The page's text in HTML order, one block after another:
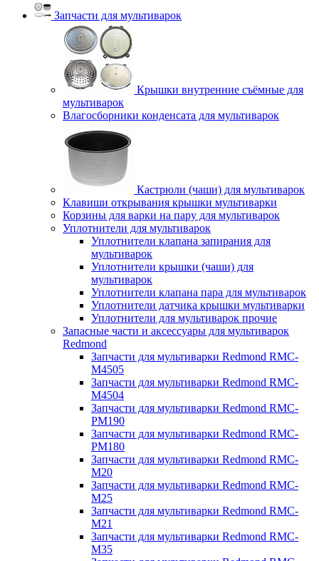
Запчасти для мультиварок
Крышки внутренние съёмные для
мультиварок
Влагосборники конденсата для мультиварок
Кастрюли (чаши) для мультиварок
Клавиши открывания крышки мультиварки
Корзины для варки на пару для мультиварок
Уплотнители для мультиварок
Уплотнители клапана запирания для
мультиварок
Уплотнители крышки (чаши) для
мультиварок
Уплотнители клапана пара для мультиварок
Уплотнители датчика крышки мультиварки
Уплотнители для мультиварок прочие
Запасные части и аксессуары для мультиварок
Redmond
Запчасти для мультиварки Redmond RMC-
M4505
Запчасти для мультиварки Redmond RMC-
M4504
Запчасти для мультиварки Redmond RMC-
PM190
Запчасти для мультиварки Redmond RMC-
PM180
Запчасти для мультиварки Redmond RMC-
M20
Запчасти для мультиварки Redmond RMC-
M25
Запчасти для мультиварки Redmond RMC-
M21
Запчасти для мультиварки Redmond RMC-
M35